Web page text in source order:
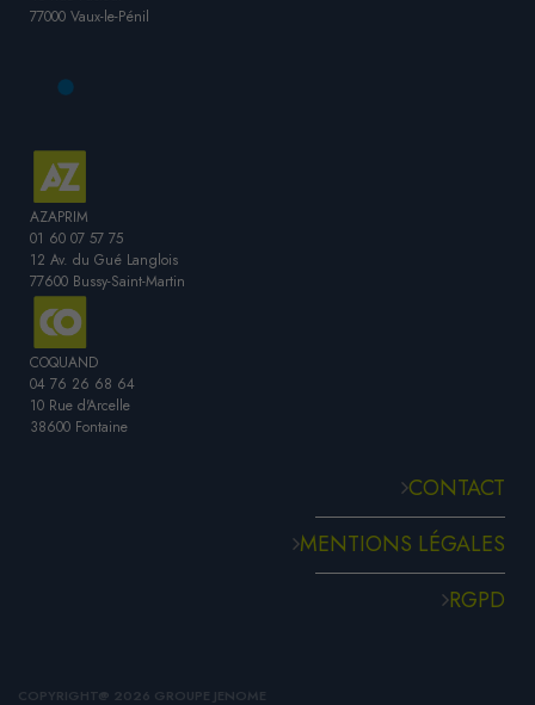
77000 Vaux-le-Pénil
AZAPRIM
01 60 07 57 75
12 Av. du Gué Langlois
77600 Bussy-Saint-Martin
COQUAND
04 76 26 68 64
10 Rue d'Arcelle
38600 Fontaine
CONTACT
MENTIONS LÉGALES
RGPD
COPYRIGHT@ 2026 GROUPE JENOME